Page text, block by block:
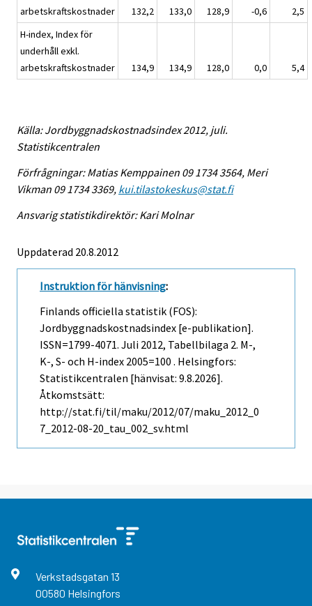
arbetskraftskostnader
132,2 133,0 128,9 -0,6
2,5
H-index, Index för
underhåll exkl.
arbetskraftskostnader
134,9 134,9 128,0 0,0 5,4
Källa: Jordbyggnadskostnadsindex 2012, juli.
Statistikcentralen
Förfrågningar: Matias Kemppainen 09 1734 3564, Meri
Vikman 09 1734 3369, kui.tilastokeskus@stat.fi
Ansvarig statistikdirektör: Kari Molnar
Uppdaterad 20.8.2012
Instruktion för hänvisning:
Finlands officiella statistik (FOS):
Jordbyggnadskostnadsindex [e-publikation].
ISSN=1799-4071. Juli 2012, Tabellbilaga 2. M-,
K-, S- och H-index 2005=100 . Helsingfors:
Statistikcentralen [hänvisat: 9.8.2026].
Åtkomstsätt:
http://stat.fi/til/maku/2012/07/maku_2012_0
7_2012-08-20_tau_002_sv.html
Verkstadsgatan 13
00580 Helsingfors